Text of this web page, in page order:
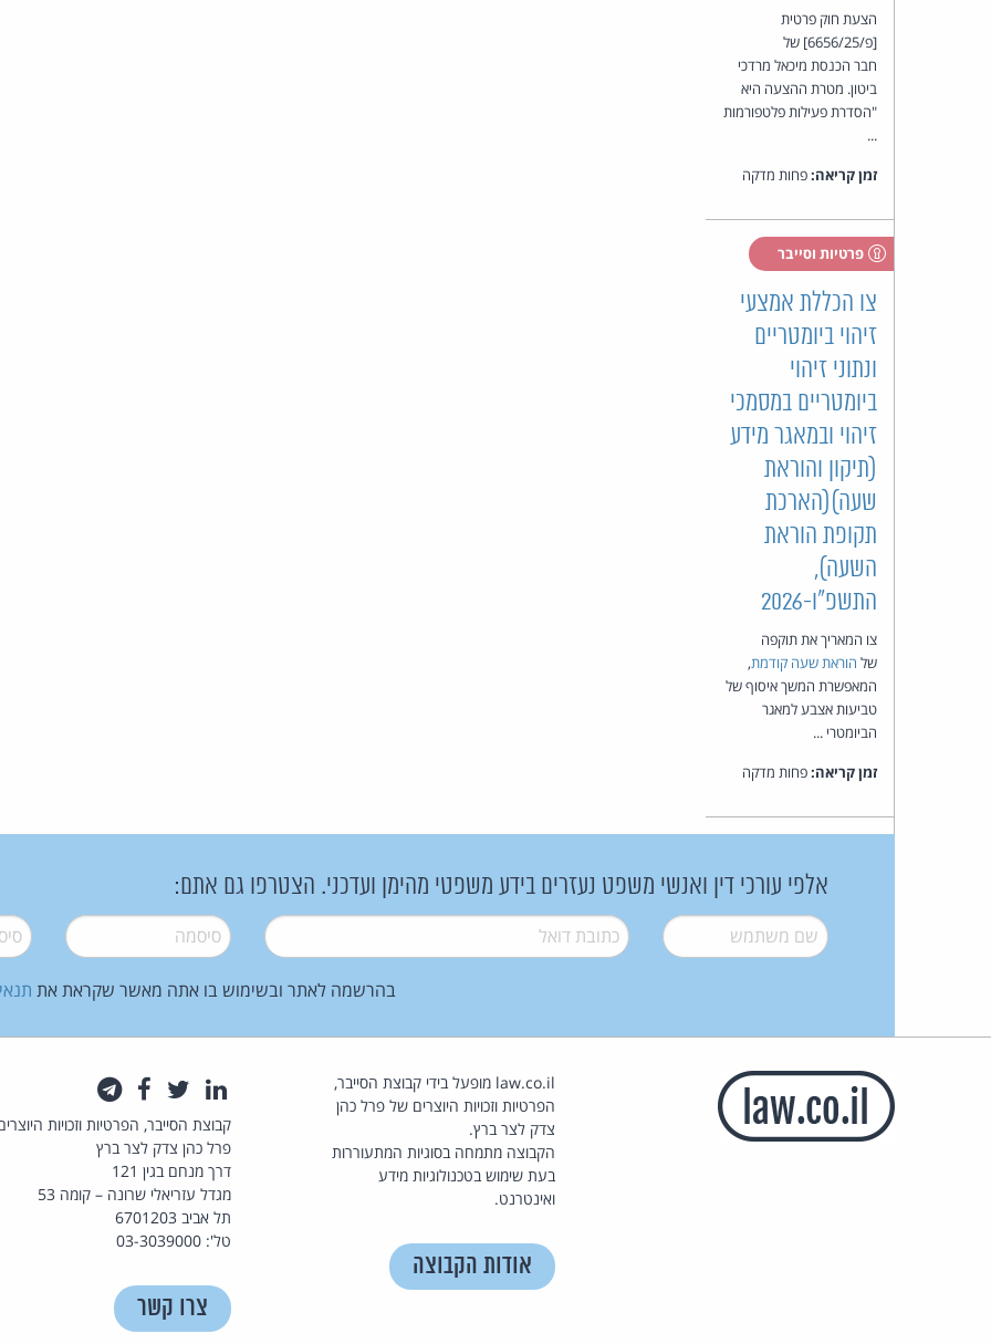
הצעת חוק פרטית
[פ/6656/25] של
חבר הכנסת מיכאל מרדכי
ביטון. מטרת ההצעה היא
"הסדרת פעילות פלטפורמות
...
זמן קריאה:פחות מדקה
פרטיות וסייבר
צו הכללת אמצעי
זיהוי ביומטריים
ונתוני זיהוי
ביומטריים במסמכי
זיהוי ובמאגר מידע
(תיקון והוראת
שעה)(הארכת
תקופת הוראת
השעה),
התשפ"ו-2026
צו המאריך את תוקפה
של הוראת שעה קודמת,
המאפשרת המשך איסוף של
טביעות אצבע למאגר
הביומטרי ...
זמן קריאה:פחות מדקה
אלפי עורכי דין ואנשי משפט נעזרים בידע משפטי מהימן ועדכני. הצטרפו גם אתם:
שם משתמש* דואל* סיסמה*
בהרשמה לאתר ובשימוש בו אתה מאשר שקראת את
law.co.il מופעל בידי קבוצת הסייבר,
הפרטיות וזכויות היוצרים של פרל כהן
צדק לצר ברץ.
הקבוצה מתמחה בסוגיות המתעוררות
בעת שימוש בטכנולוגיות מידע
ואינטרנט.
אודות הקבוצה
לינקדאין
טוויטרפייסבוק
קבוצת הסייבר, הפרטיות וזכויות
פרל כהן צדק לצר ברץ
דרך מנחם בגין 121
מגדל עזריאלי שרונה – קומה 53
תל אביב 6701203
טל': 03-3039000
צרו קשר